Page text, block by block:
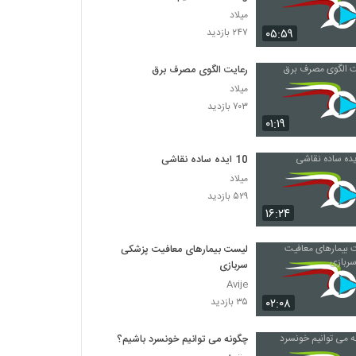
۰۵:۵۹
میلاد
۲۴۷ بازدید
۰۱:۱۹
رعایت الگوی مصرف برق
میلاد
۷۰۳ بازدید
۱۶:۲۴
10 ایده ساده نقاشی
میلاد
۵۲۹ بازدید
۰۲:۰۸
لیست بیمارهای معافیت پزشکی
سربازی
Avije
۳۵ بازدید
چگونه می توانیم خونسرد باشیم؟